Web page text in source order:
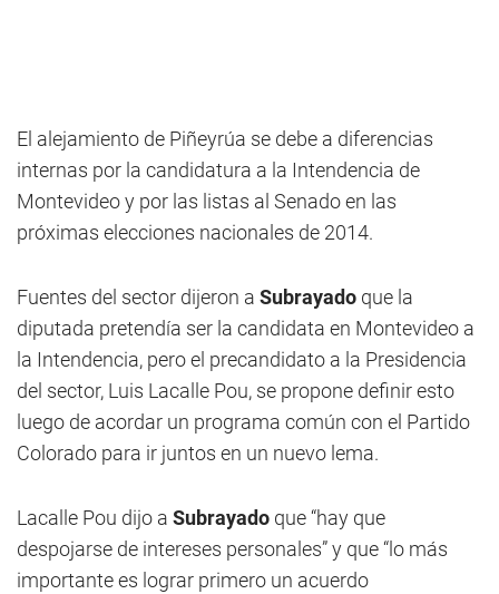
El alejamiento de Piñeyrúa se debe a diferencias
internas por la candidatura a la Intendencia de
Montevideo y por las listas al Senado en las
próximas elecciones nacionales de 2014.
Fuentes del sector dijeron a Subrayado que la
diputada pretendía ser la candidata en Montevideo a
la Intendencia, pero el precandidato a la Presidencia
del sector, Luis Lacalle Pou, se propone definir esto
luego de acordar un programa común con el Partido
Colorado para ir juntos en un nuevo lema.
Lacalle Pou dijo a Subrayado que “hay que
despojarse de intereses personales” y que “lo más
importante es lograr primero un acuerdo